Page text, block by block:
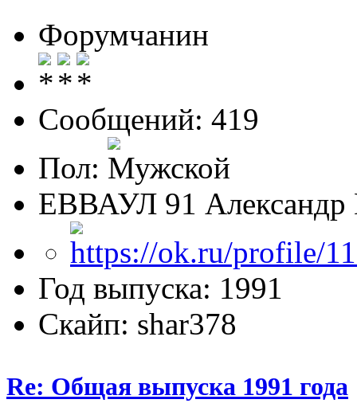
Форумчанин
Сообщений: 419
Пол:
ЕВВАУЛ 91 Александр
Год выпуска: 1991
Скайп: shar378
Re: Общая выпуска 1991 года